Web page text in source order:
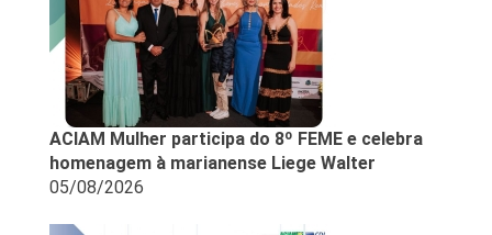
ACIAM Mulher participa do 8º FEME e celebra
homenagem à marianense Liege Walter
05/08/2026